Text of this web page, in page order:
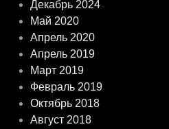
Декабрь 2024
Май 2020
Апрель 2020
Апрель 2019
Март 2019
Февраль 2019
Октябрь 2018
Август 2018